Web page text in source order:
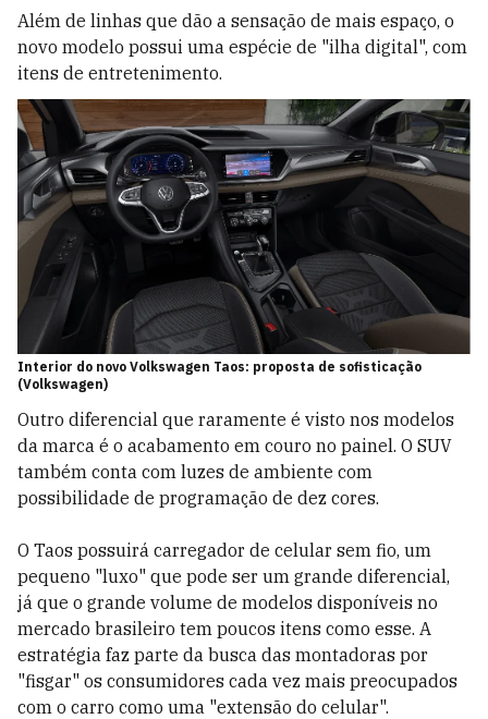
Além de linhas que dão a sensação de mais espaço, o
novo modelo possui uma espécie de "ilha digital", com
itens de entretenimento.
Interior do novo Volkswagen Taos: proposta de sofisticação
(Volkswagen)
Outro diferencial que raramente é visto nos modelos
da marca é o acabamento em couro no painel. O SUV
também conta com luzes de ambiente com
possibilidade de programação de dez cores.
O Taos possuirá carregador de celular sem fio, um
pequeno "luxo" que pode ser um grande diferencial,
já que o grande volume de modelos disponíveis no
mercado brasileiro tem poucos itens como esse. A
estratégia faz parte da busca das montadoras por
"fisgar" os consumidores cada vez mais preocupados
com o carro como uma "extensão do celular".